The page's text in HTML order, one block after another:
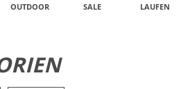
OUTDOOR SALE LAUFEN
ENTDECKEN